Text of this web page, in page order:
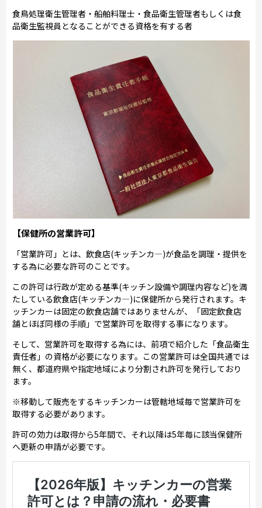
食鳥処理衛生管理者・船舶料理士・食品衛生管理者もしくは食
品衛生監視員となることができる資格を有する者
【保健所の営業許可】
「営業許可」とは、飲食店(キッチンカ―)が食品を調理・提供を
する為に必要な許可のことです。
この許可は行政が定める基準(キッチン設備や調理内容など)を満
たしている飲食店(キッチンカ―)に保健所から発行されます。キ
ッチンカーは固定の飲食店舗ではありませんが、「固定飲食店
舗とほぼ同様の手順」で営業許可を取得する事になります。
そして、営業許可を取得する為には、前項で紹介した「食品衛生
責任者」の資格が必要になります。この営業許可は全国共通では
無く、都道府県や指定地域により分割され許可を発行しており
ます。
※移動して販売をするキッチンカーは管轄地域毎で営業許可を
取得する必要があります。
許可の効力は取得から5年間で、それ以降は5年毎に該当保健所
へ更新の申請が必要です。